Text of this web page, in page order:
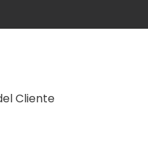
Cliente